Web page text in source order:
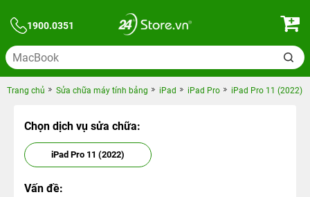
1900.0351
Trang chủ Sửa chữa máy tính bảng iPad iPad Pro iPad Pro 11 (2022)
Chọn dịch vụ sửa chữa:
iPad Pro 11 (2022)
Vấn đề: